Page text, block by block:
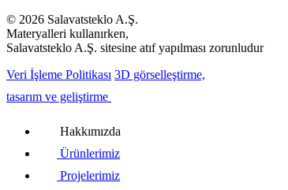
© 2026 Salavatsteklo A.Ş.
Materyalleri kullanırken,
Salavatsteklo A.Ş. sitesine atıf yapılması zorunludur
Veri İşleme Politikası 3D görselleştirme,
tasarım ve geliştirme
Hakkımızda
Ürünlerimiz
Projelerimiz